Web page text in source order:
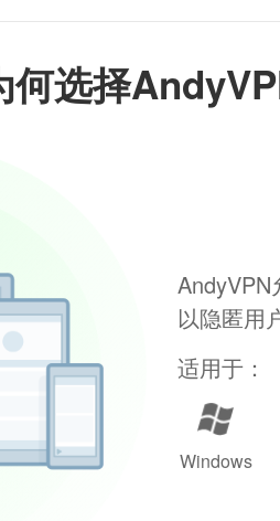
何选择
以隐匿用
适用于：
Windows